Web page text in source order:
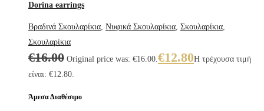
Dorina earrings
Βραδινά Σκουλαρίκια, Νυφικά Σκουλαρίκια, Σκουλαρίκια,
Σκουλαρίκια
€16.00 Original price was: €16.00.€12.80Η τρέχουσα τιμή
είναι: €12.80.
Άμεσα Διαθέσιμο